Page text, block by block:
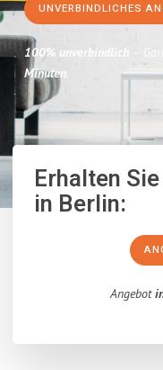
UNVERBINDLICHES
100% unverbindlich –
Minuten.
Erhalten
in Berlin:
Angebot